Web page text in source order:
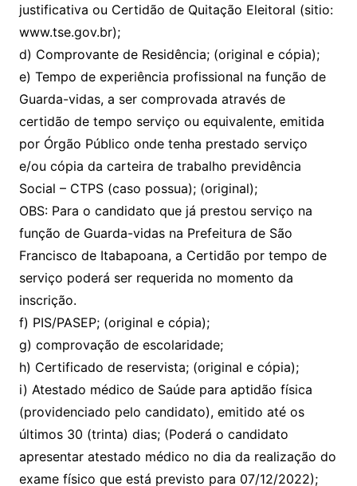
justificativa ou Certidão de Quitação Eleitoral (sitio:
www.tse.gov.br);
d) Comprovante de Residência; (original e cópia);
e) Tempo de experiência profissional na função de
Guarda-vidas, a ser comprovada através de
certidão de tempo serviço ou equivalente, emitida
por Órgão Público onde tenha prestado serviço
e/ou cópia da carteira de trabalho previdência
Social – CTPS (caso possua); (original);
OBS: Para o candidato que já prestou serviço na
função de Guarda-vidas na Prefeitura de São
Francisco de Itabapoana, a Certidão por tempo de
serviço poderá ser requerida no momento da
inscrição.
f) PIS/PASEP; (original e cópia);
g) comprovação de escolaridade;
h) Certificado de reservista; (original e cópia);
i) Atestado médico de Saúde para aptidão física
(providenciado pelo candidato), emitido até os
últimos 30 (trinta) dias; (Poderá o candidato
apresentar atestado médico no dia da realização do
exame físico que está previsto para 07/12/2022);